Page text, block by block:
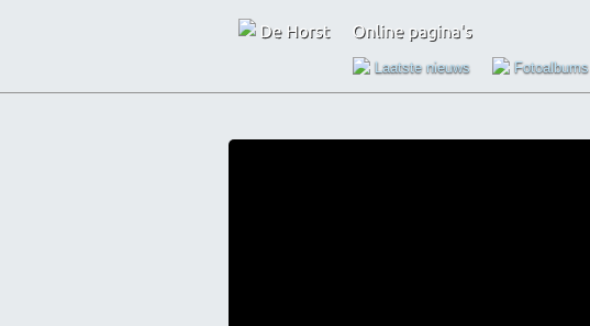
Laatste nieuws Fotoalbums